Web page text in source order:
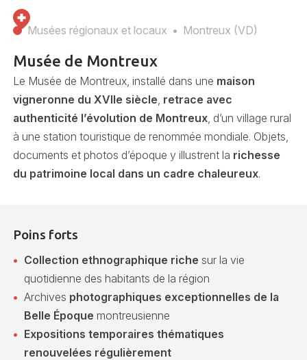
Musées régionaux et locaux Montreux (VD)
Musée de Montreux
Le Musée de Montreux, installé dans une maison
vigneronne du XVIIe siècle, retrace avec
authenticité l’évolution de Montreux, d’un village rural
à une station touristique de renommée mondiale. Objets,
documents et photos d’époque y illustrent la richesse
du patrimoine local dans un cadre chaleureux.
Poins forts
Collection ethnographique riche sur la vie
quotidienne des habitants de la région
Archives photographiques exceptionnelles de la
Belle Époque montreusienne
Expositions temporaires thématiques
renouvelées régulièrement